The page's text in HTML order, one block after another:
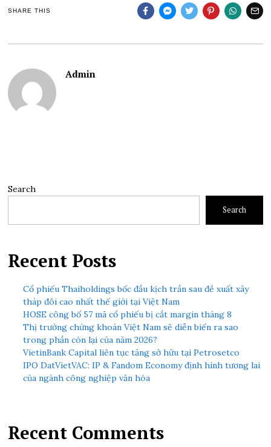
SHARE THIS
Admin
Search
Search
Recent Posts
Cổ phiếu Thaiholdings bốc đầu kịch trần sau đề xuất xây
tháp đôi cao nhất thế giới tại Việt Nam
HOSE công bố 57 mã cổ phiếu bị cắt margin tháng 8
Thị trường chứng khoán Việt Nam sẽ diễn biến ra sao
trong phần còn lại của năm 2026?
VietinBank Capital liên tục tăng sở hữu tại Petrosetco
IPO DatVietVAC: IP & Fandom Economy định hình tương lai
của ngành công nghiệp văn hóa
Recent Comments